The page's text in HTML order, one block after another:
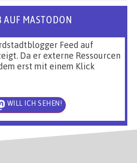
AUF MASTODON
Feed auf
Da er externe Ressourcen
erst mit einem Klick
WILL ICH SEHEN!